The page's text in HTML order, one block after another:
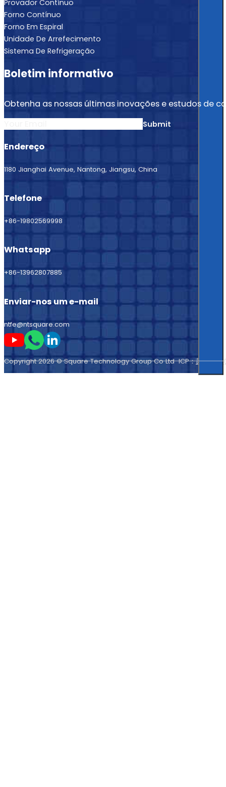
Provador Contínuo
Forno Contínuo
Forno Em Espiral
Unidade De Arrefecimento
Sistema De Refrigeração
Boletim informativo
Obtenha as nossas últimas inovações e estudos de
Submit
Endereço
1180 Jianghai Avenue, Nantong, Jiangsu, China
Telefone
+86-19802569998
Whatsapp
+86-13962807885
Enviar-nos um e-mail
ntfe@ntsquare.com
Seguir-me no Youtube
Seguir-me no Whatsapp
Seguir-me no LinkedIn
Copyright 2026 © Square Technology Group Co Ltd ICP：苏ICP备